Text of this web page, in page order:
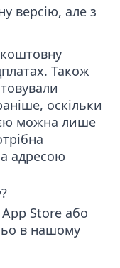
версію, але з
Також
оскільки
можна лише
адресою
Store або
в нашому